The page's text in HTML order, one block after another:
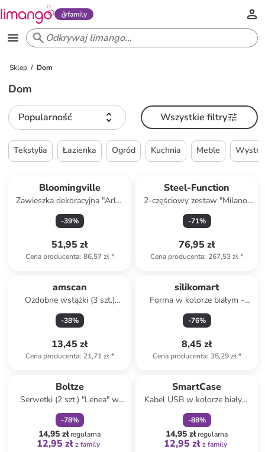
family
Sklep Dom
Dom
Popularność Wszystkie filtry
Tekstylia Łazienka Ogród Kuchnia Meble
Bloomingville
Zawieszka dekoracyjna "Arlo"
w kolorze biało-czerwonym -
dł. 22 cm
-39%
51,95 zł
Cena producenta: 86,57 zł*
Steel-Function
2-częściowy zestaw "Milano"
w kolorze białym do zupy
-71%
76,95 zł
Cena producenta: 267,53 zł*
amscan
Ozdobne wstążki (3 szt.)
"Holographic"
-38%
13,45 zł
Cena producenta: 21,71 zł*
silikomart
Forma w kolorze białym -
(D)35 x (S)21 cm
-76%
8,45 zł
Cena producenta: 35,29 zł*
Boltze
Serwetki (2 szt.) "Lenea" w
kolorze żółtym - 40 x 40 cm
-78%
14,95 złregularna
12,95 zł z family
SmartCase
Kabel USB w kolorze białym
do Apple Watch
-88%
14,95 złregularna
12,95 zł z family